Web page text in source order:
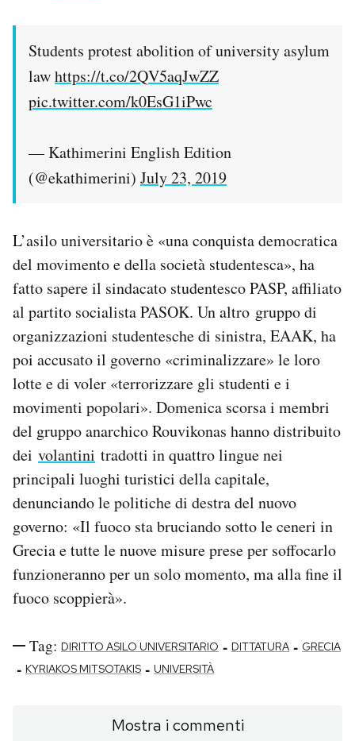
Students protest abolition of university asylum
lawhttps://t.co/2QV5aqJwZZ
pic.twitter.com/k0EsG1iPwc
— Kathimerini English Edition
(@ekathimerini) July 23, 2019
L’asilo universitario è «una conquista democratica
del movimento e della società studentesca», ha
fatto sapere il sindacato studentesco PASP, affiliato
al partito socialista PASOK. Un altro gruppo di
organizzazioni studentesche di sinistra, EAAK, ha
poi accusato il governo «criminalizzare» le loro
lotte e di voler «terrorizzare gli studenti e i
movimenti popolari». Domenica scorsa i membri
del gruppo anarchico Rouvikonas hanno distribuito
dei volantini tradotti in quattro lingue nei
principali luoghi turistici della capitale,
denunciando le politiche di destra del nuovo
governo: «Il fuoco sta bruciando sotto le ceneri in
Grecia e tutte le nuove misure prese per soffocarlo
funzioneranno per un solo momento, ma alla fine il
fuoco scoppierà».
Tag: DIRITTO ASILO UNIVERSITARIO - DITTATURA - GRECIA
- KYRIAKOS MITSOTAKIS - UNIVERSITÀ
Mostra i commenti